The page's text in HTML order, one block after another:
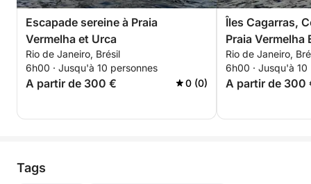
Escapade sereine à Praia
Vermelha et Urca
Rio de Janeiro, Brésil
6h00 · Jusqu'à 10 personnes
A partir de 300 € 0 (0)
Îles Cagarras,
Praia Vermelha
Rio de Janeiro,
6h00 · Jusqu'à 10
A partir de 300
Tags